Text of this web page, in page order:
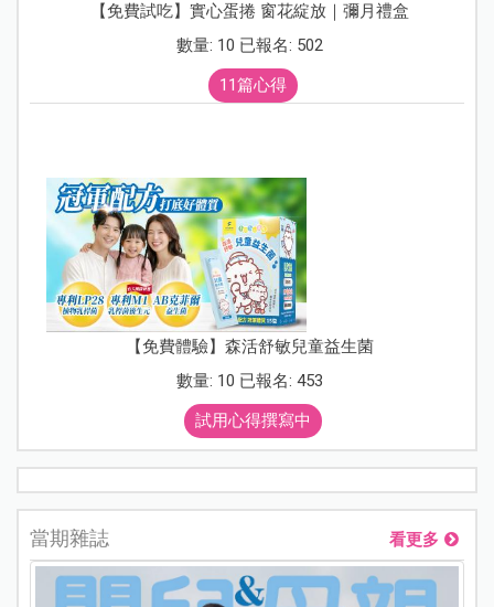
【免費試吃】實心蛋捲 窗花綻放｜彌月禮盒
數量: 10 已報名: 502
11篇心得
【免費體驗】森活舒敏兒童益生菌
數量: 10 已報名: 453
試用心得撰寫中
當期雜誌 看更多